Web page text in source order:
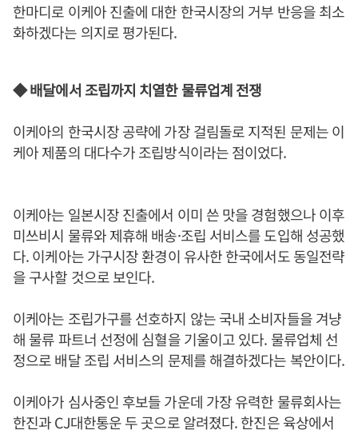
한마디로 이케아 진출에 대한 한국시장의 거부 반응을 최소
화하겠다는 의지로 평가된다.
◆ 배달에서 조립까지 치열한 물류업계 전쟁
이케아의 한국시장 공략에 가장 걸림돌로 지적된 문제는 이
케아 제품의 대다수가 조립방식이라는 점이었다.
이케아는 일본시장 진출에서 이미 쓴 맛을 경험했으나 이후
미쓰비시 물류와 제휴해 배송·조립 서비스를 도입해 성공했
다. 이케아는 가구시장 환경이 유사한 한국에서도 동일전략
을 구사할 것으로 보인다.
이케아는 조립가구를 선호하지 않는 국내 소비자들을 겨냥
해 물류 파트너 선정에 심혈을 기울이고 있다. 물류업체 선
정으로 배달 조립 서비스의 문제를 해결하겠다는 복안이다.
이케아가 심사중인 후보들 가운데 가장 유력한 물류회사는
한진과 CJ대한통운 두 곳으로 알려졌다. 한진은 육상에서